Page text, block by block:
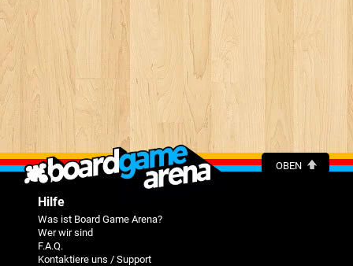
OBEN
Hilfe
Was ist Board Game Arena?
Wer wir sind
F.A.Q.
Kontaktiere uns / Support